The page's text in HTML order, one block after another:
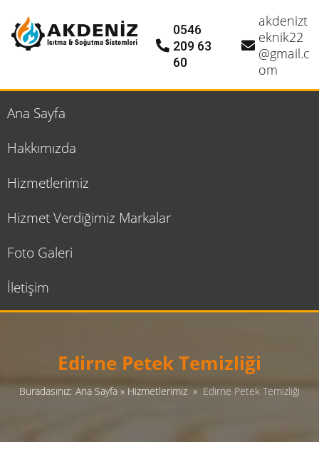
0546
209 63
60
akdenizt
eknik22
@gmail.c
om
Ana Sayfa
Hakkımızda
Hizmetlerimiz
Hizmet Verdiğimiz Markalar
Foto Galeri
İletişim
Edirne Petek Temizliği
Buradasınız: Ana Sayfa »Hizmetlerimiz » Edirne Petek Temizliği